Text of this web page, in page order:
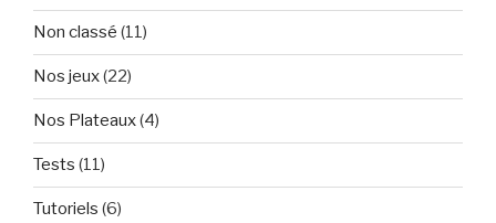
Non classé (11)
Nos jeux(22)
Nos Plateaux(4)
Tests (11)
Tutoriels (6)